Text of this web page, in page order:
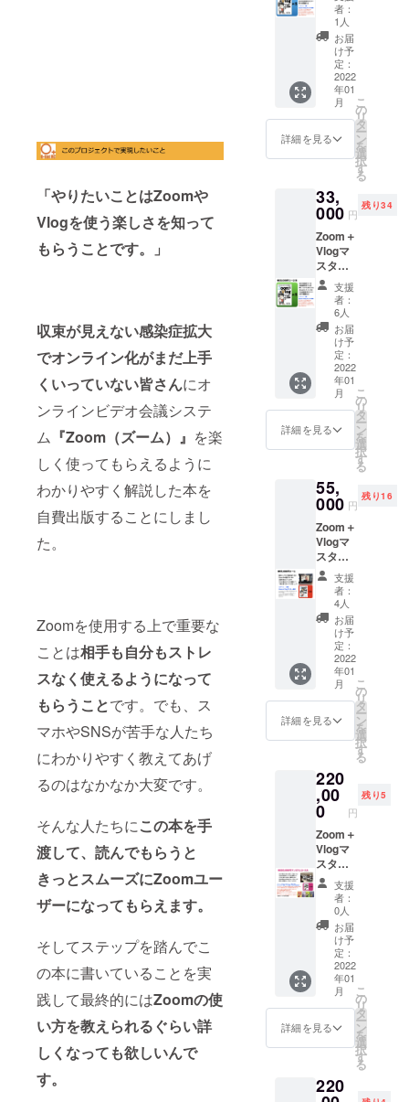
「やりたいことはZoomや
Vlogを使う楽しさを知って
もらうことです。」
収束が見えない感染症拡大
でオンライン化がまだ上手
くいっていない皆さんにオ
ンラインビデオ会議システ
ム 『Zoom（ズーム）』 を楽
しく使ってもらえるように
わかりやすく解説した本を
自費出版することにしまし
た。
Zoomを使用する上で重要な
ことは相手も自分もストレ
スなく使えるようになって
もらうことです。でも、ス
マホやSNSが苦手な人たち
にわかりやすく教えてあげ
るのはなかなか大変です。
そんな人たちにこの本を手
渡して、読んでもらうと
きっとスムーズにZoomユー
ザーになってもらえます。
そしてステップを踏んでこ
の本に書いていることを実
践して最終的にはZoomの使
い方を教えられるぐらい詳
しくなっても欲しいんで
す。
すので
自由に
閲覧し
てくだ
さい。
負担さ
せて頂
きま
す。
Vlog動
画基本
セミ
ナー動
画（45
分）は
ング終
了後
メール
にて
vimeo
動画 リ
ンクを
お知ら
せしま
すので
自由に
閲覧し
てくだ
さい。
ンライ
ンでの
Zoom活
用基本
セミ
ナー
（90
分）付
き リ
ターン
はレ
パック
にて郵
送させ
て頂き
送料370
円はこ
ちらで
負担さ
せて頂
きま
す。 オ
ンライ
ンZoom
活用基
本セミ
ナー
（90
はクラ
ウド
ファン
ディン
グ終了
後に
メール
にて打
合せ、
開催日
は決定
したら
こちら
から
ミー
ティン
グIDを
ます。
者：
1人
お届
け予
定：
2022
年01
月
詳細を見る
こ
の
リ
タ
ー
ン
を
選
択
す
る
33,
000 円
残り34
Zoom＋
Vlogマ
スター
読本5冊
提供 オ
ンライ
ンでの
Vlog基
本セミ
ナー
（90
分）付
き リ
ターン
はレ
ター
にて郵
送させ
て頂き
送料370
円はこ
ちらで
負担さ
せて頂
きま
す。 オ
ンライ
ンVlog
動画基
本セミ
ナー
（90
分）開
ウド
ファン
ディン
グ終了
後に
メール
にて打
合せ、
開催日
は決定
したら
こちら
から
ミー
ティン
グIDを
発行し
てお知
支援
者：
6人
お届
け予
定：
2022
年01
月
詳細を見る
こ
の
リ
タ
ー
ン
を
選
択
す
る
55,
000 円
残り16
Zoom＋
Vlogマ
スター
読本6冊
提供
Zoomで
の個別
コンサ
ル（90
分）２
回付き
リター
ンはレ
ター
パック
にて郵
て頂き
送料520
円はこ
ちらで
負担さ
せて頂
きま
す。 オ
ンライ
ンでの
個別コ
ンサル
（90
分）２
回開催
日に関
しては
クラウ
ドファ
ンディ
了後に
メール
支援
者：
4人
お届
け予
定：
2022
年01
月
詳細を見る
こ
の
リ
タ
ー
ン
を
選
択
す
る
220
,00
0 円
残り5
Zoom＋
Vlogマ
スター
読本10
冊提供
リアル
での
Zoomセ
ミナー
運営ノ
ウハウ
講座
（120
分）付
き リ
ターン
ター
パック
支援
者：
0人
お届
け予
定：
2022
年01
月
詳細を見る
こ
の
リ
タ
ー
ン
を
選
択
す
る
220